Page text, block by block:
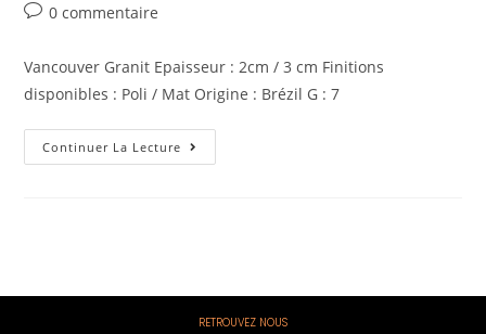
0 commentaire
Vancouver Granit Epaisseur : 2cm / 3 cm Finitions
disponibles : Poli / Mat Origine : Brézil G : 7
Continuer La Lecture
RETROUVEZ NOUS